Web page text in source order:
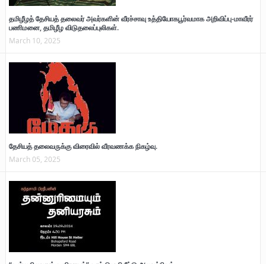
தமிழீழத் தேசியத் தலைவர் அவர்களின் வீரச்சாவு உத்தியோகபூர்வமாக அறிவிப்பு-மாவீரர்
பணிமனை, தமிழீழ விடுதலைப்புலிகள்.
March 10, 2025
தேசியத் தலைவருக்கு விரைவில் வீரவணக்க நிகழ்வு.
March 05, 2025